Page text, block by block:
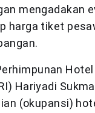
mengadakan
harga tiket
Hariyadi
(okupansi)